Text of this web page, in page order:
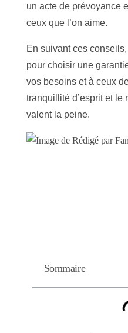
un acte de prévoyance
ceux que l’on aime.
En suivant ces
pour choisir une
vos besoins et à ceux
tranquillité d’esprit et le
valent la peine.
Sommaire